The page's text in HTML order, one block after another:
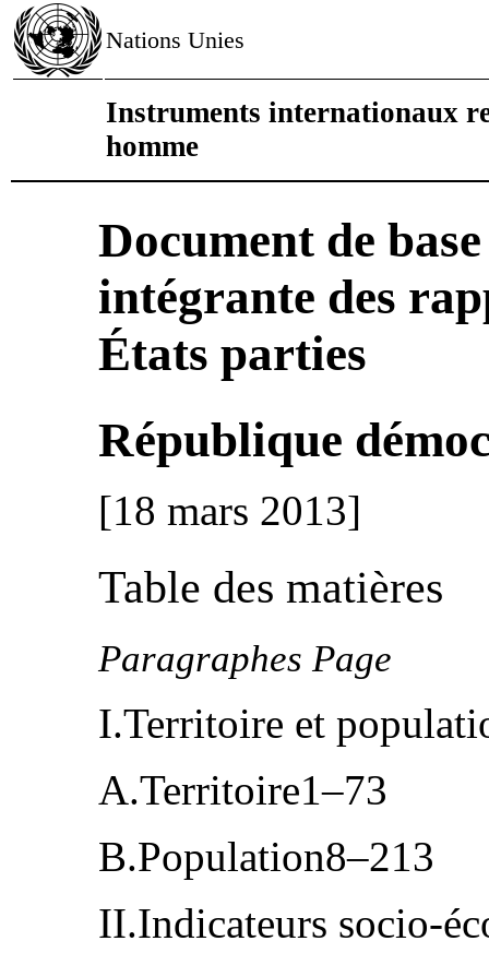
Nations Unies
Instruments internationaux
homme
Document de
intégrante des
États parties
République
[18 mars 2013]
Table des matières
Paragraphes Page
I.Territoire et
A.Territoire1–73
B.Population8–213
II.Indicateurs socio-